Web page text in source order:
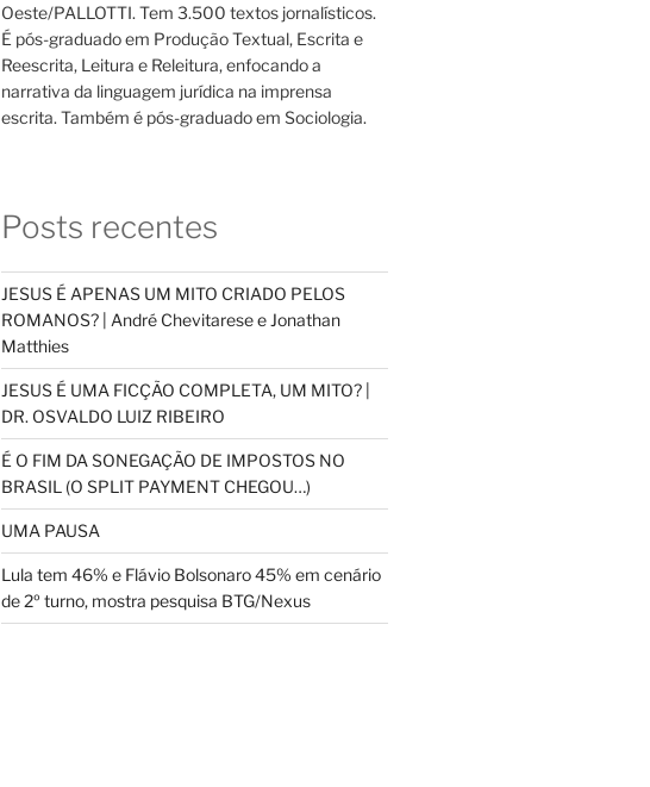
Oeste/PALLOTTI. Tem 3.500 textos jornalísticos.
É pós-graduado em Produção Textual, Escrita e
Reescrita, Leitura e Releitura, enfocando a
narrativa da linguagem jurídica na imprensa
escrita. Também é pós-graduado em Sociologia.
Posts recentes
JESUS É APENAS UM MITO CRIADO PELOS
ROMANOS? | André Chevitarese e Jonathan
Matthies
JESUS É UMA FICÇÃO COMPLETA, UM MITO? |
DR. OSVALDO LUIZ RIBEIRO
É O FIM DA SONEGAÇÃO DE IMPOSTOS NO
BRASIL (O SPLIT PAYMENT CHEGOU…)
UMA PAUSA
Lula tem 46% e Flávio Bolsonaro 45% em cenário
de 2º turno, mostra pesquisa BTG/Nexus